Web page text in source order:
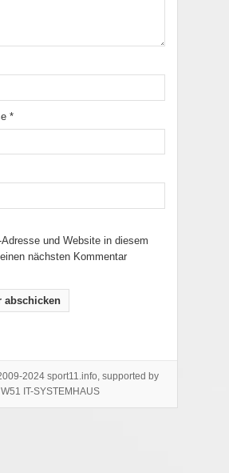
*
und Website in diesem
nächsten Kommentar
2024 sport11.info, supported by
W51 IT-SYSTEMHAUS